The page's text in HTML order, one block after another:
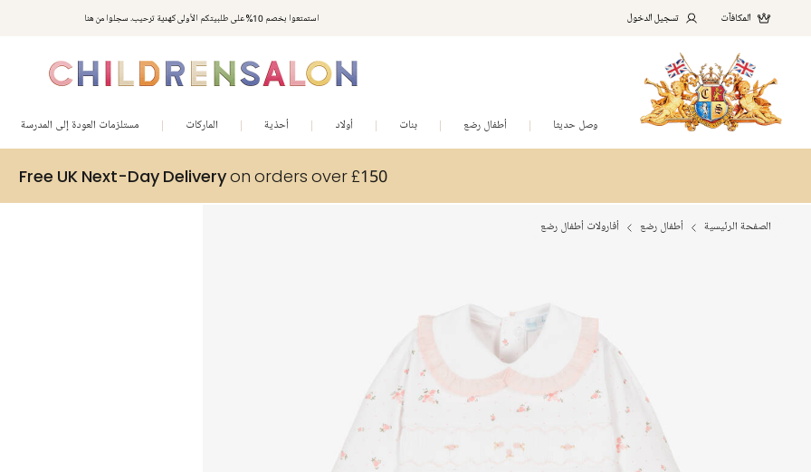
استمتعوا بخصم 10% على طلبيتكم الأولى كهدية ترحيب. سجلوا من هنا المكافآت تسجيل الدخول
وصل حديثا أطفال رضع بنات أولاد أحذية الماركات مستلزمات العودة إلى المدرسة
Free UK Next-Day Deliveryon orders over £150
الصفحة الرئيسية أطفال رضع أفارولات أطفال رضع